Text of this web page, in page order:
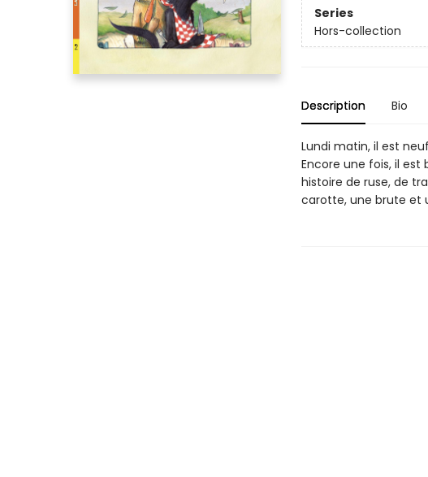
Series
Hors-collection
Description Bio
Lundi matin, il est
Encore une fois, il est
histoire de ruse, de
carotte, une brute et